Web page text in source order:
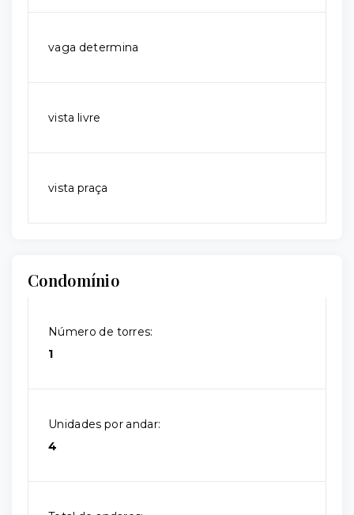
vaga determina
vista livre
vista praça
Condomínio
Número de torres:
1
Unidades por andar:
4